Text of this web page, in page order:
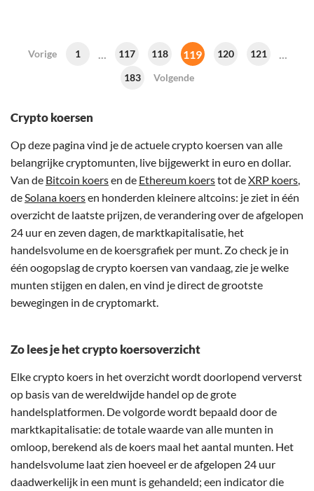
Vorige 1 117 118 119 120 121
183 Volgende
Crypto koersen
Op deze pagina vind je de actuele crypto koersen van alle
belangrijke cryptomunten, live bijgewerkt in euro en dollar.
Van de Bitcoin koersen de Ethereum koerstot deXRP koers,
deSolana koersen honderden kleinere altcoins: je ziet in één
overzicht de laatste prijzen, de verandering over de afgelopen
24 uur en zeven dagen, de marktkapitalisatie, het
handelsvolume en de koersgrafiek per munt. Zo check je in
één oogopslag de crypto koersen van vandaag, zie je welke
munten stijgen en dalen, en vind je direct de grootste
bewegingen in de cryptomarkt.
Zo lees je het crypto koersoverzicht
Elke crypto koers in het overzicht wordt doorlopend ververst
op basis van de wereldwijde handel op de grote
handelsplatformen. De volgorde wordt bepaald door de
marktkapitalisatie: de totale waarde van alle munten in
omloop, berekend als de koers maal het aantal munten. Het
handelsvolume laat zien hoeveel er de afgelopen 24 uur
daadwerkelijk in een munt is gehandeld; een indicator die